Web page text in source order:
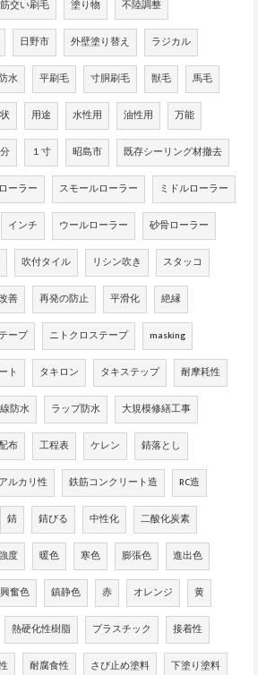
筋交い刷毛 塗り物 不陸調整
日野市 外壁塗り替え ラジカル
水 平刷毛 寸胴刷毛 獣毛 馬毛
用途 水性用 油性用 万能
１寸 昭島市 既存シーリング材撤去
ーラー スモールローラー ミドルローラー
インチ ウールローラー 砂骨ローラー
吹付タイル リシン吹き スタッコ
善 再発の防止 平滑化 絶縁
ープ ニトクロステープ masking
ト タキロン タキステップ 耐摩耗性
線防水 ラップ防水 大規模修繕工事
布 工程表 ケレン 錆落とし
ルカリ性 鉄筋コンクリート造 RC造
錆 錆びる 中性化 二酸化炭素
度 暖色 寒色 膨張色 進出色
興奮色 鎮静色 赤 オレンジ 黄
熱硬化性樹脂 プラスチック 接着性
耐腐食性 さび止め塗料 下塗り塗料